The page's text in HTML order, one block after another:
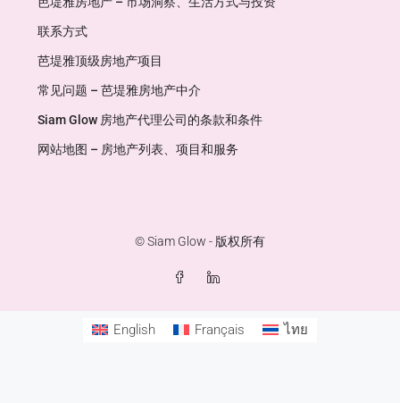
联系方式
芭堤雅顶级房地产项目
常见问题 – 芭堤雅房地产中介
Siam Glow 房地产代理公司的条款和条件
网站地图 – 房地产列表、项目和服务
© Siam Glow - 版权所有
English Français ไทย